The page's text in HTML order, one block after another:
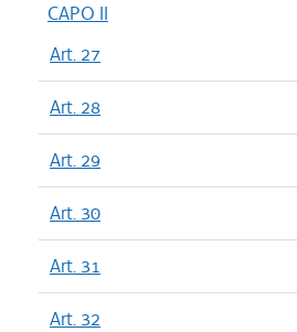
CAPO II
Art. 27
Art. 28
Art. 29
Art. 30
Art. 31
Art. 32